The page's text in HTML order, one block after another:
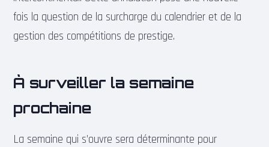
fois la question de la surcharge du calendrier et de la
gestion des compétitions de prestige.
À surveiller la semaine
prochaine
La semaine qui s’ouvre sera déterminante pour